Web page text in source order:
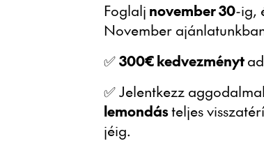
Foglalj november 30-ig,
November
✅300€ kedvezményt
✅ Jelentkezz
lemondásteljes
jéig.